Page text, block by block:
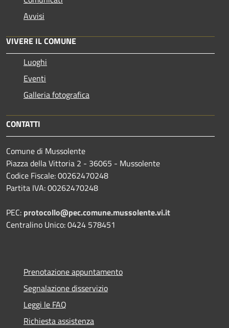
Avvisi
VIVERE IL COMUNE
Luoghi
Eventi
Galleria fotografica
CONTATTI
Comune di Mussolente
Piazza della Vittoria 2 - 36065 - Mussolente
Codice Fiscale: 00262470248
Partita IVA: 00262470248
PEC: protocollo@pec.comune.mussolente.vi.it
Centralino Unico: 0424 578451
Prenotazione appuntamento
Segnalazione disservizio
Leggi le FAQ
Richiesta assistenza